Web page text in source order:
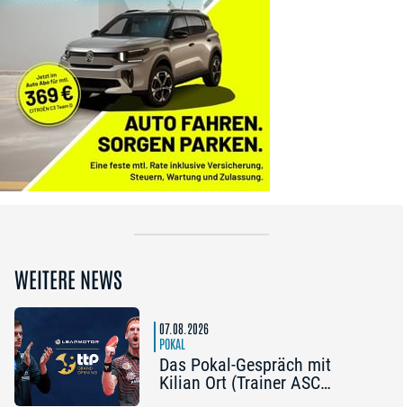
WEITERE NEWS
07.08.2026
POKAL
Das Pokal-Gespräch mit
Kilian Ort (Trainer ASC